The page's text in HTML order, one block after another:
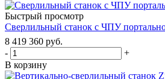
Быстрый просмотр
Сверлильный станок с ЧПУ
8 419 360 руб.
-
+
В корзину